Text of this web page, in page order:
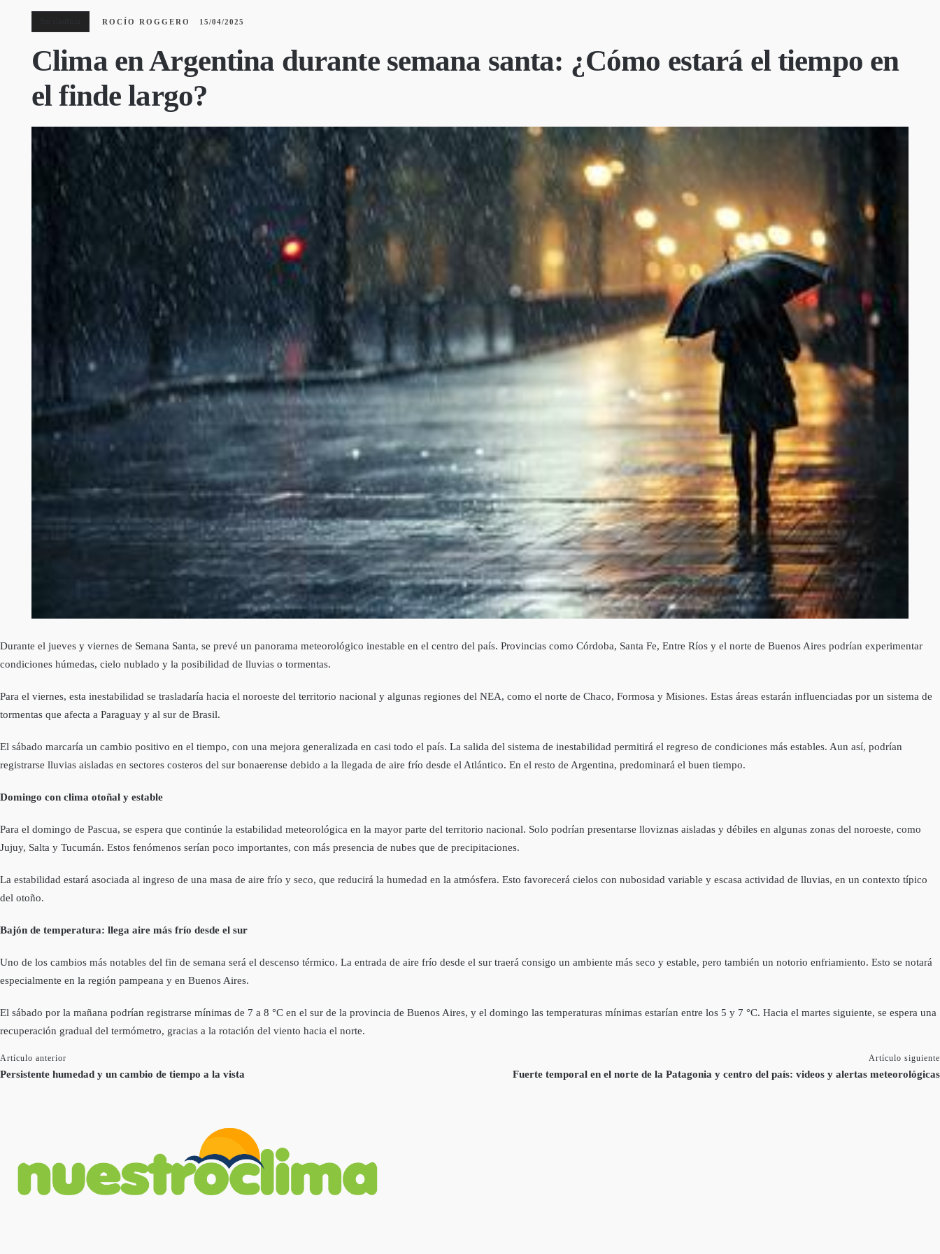
ROCÍO ROGGERO 15/04/2025
Clima en Argentina durante semana santa: ¿Cómo estará el tiempo en
el finde largo?
Durante el jueves y viernes de Semana Santa, se prevé un panorama meteorológico inestable en el centro del país. Provincias como Córdoba, Santa Fe, Entre Ríos y el norte de Buenos Aires podrían experimentar
condiciones húmedas, cielo nublado y la posibilidad de lluvias o tormentas.
Para el viernes, esta inestabilidad se trasladaría hacia el noroeste del territorio nacional y algunas regiones del NEA, como el norte de Chaco, Formosa y Misiones. Estas áreas estarán influenciadas por un sistema de
tormentas que afecta a Paraguay y al sur de Brasil.
El sábado marcaría un cambio positivo en el tiempo, con una mejora generalizada en casi todo el país. La salida del sistema de inestabilidad permitirá el regreso de condiciones más estables. Aun así, podrían
registrarse lluvias aisladas en sectores costeros del sur bonaerense debido a la llegada de aire frío desde el Atlántico. En el resto de Argentina, predominará el buen tiempo.
Domingo con clima otoñal y estable
Para el domingo de Pascua, se espera que continúe la estabilidad meteorológica en la mayor parte del territorio nacional. Solo podrían presentarse lloviznas aisladas y débiles en algunas zonas del noroeste, como
Jujuy, Salta y Tucumán. Estos fenómenos serían poco importantes, con más presencia de nubes que de precipitaciones.
La estabilidad estará asociada al ingreso de una masa de aire frío y seco, que reducirá la humedad en la atmósfera. Esto favorecerá cielos con nubosidad variable y escasa actividad de lluvias, en un contexto típico
del otoño.
Bajón de temperatura: llega aire más frío desde el sur
Uno de los cambios más notables del fin de semana será el descenso térmico. La entrada de aire frío desde el sur traerá consigo un ambiente más seco y estable, pero también un notorio enfriamiento. Esto se notará
especialmente en la región pampeana y en Buenos Aires.
El sábado por la mañana podrían registrarse mínimas de 7 a 8 °C en el sur de la provincia de Buenos Aires, y el domingo las temperaturas mínimas estarían entre los 5 y 7 °C. Hacia el martes siguiente, se espera una
recuperación gradual del termómetro, gracias a la rotación del viento hacia el norte.
Artículo anterior
Persistente humedad y un cambio de tiempo a la vista
Artículo siguiente
Fuerte temporal en el norte de la Patagonia y centro del país: videos y alertas meteorológicas